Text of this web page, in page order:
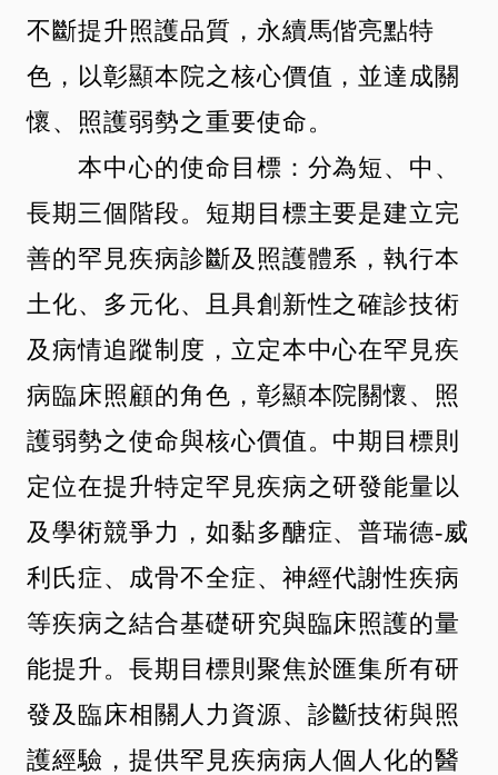
不斷提升照護品質，永續馬偕亮點特
色，以彰顯本院之核心價值，並達成關
懷、照護弱勢之重要使命。
本中心的使命目標：分為短、中、
長期三個階段。短期目標主要是建立完
善的罕見疾病診斷及照護體系，執行本
土化、多元化、且具創新性之確診技術
及病情追蹤制度，立定本中心在罕見疾
病臨床照顧的角色，彰顯本院關懷、照
護弱勢之使命與核心價值。中期目標則
定位在提升特定罕見疾病之研發能量以
及學術競爭力，如黏多醣症、普瑞德-威
利氏症、成骨不全症、神經代謝性疾病
等疾病之結合基礎研究與臨床照護的量
能提升。長期目標則聚焦於匯集所有研
發及臨床相關人力資源、診斷技術與照
護經驗，提供罕見疾病病人個人化的醫